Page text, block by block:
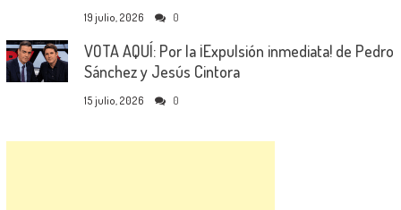
19 julio, 2026 0
VOTA AQUÍ: Por la ¡Expulsión inmediata! de Pedro
Sánchez y Jesús Cintora
15 julio, 2026 0